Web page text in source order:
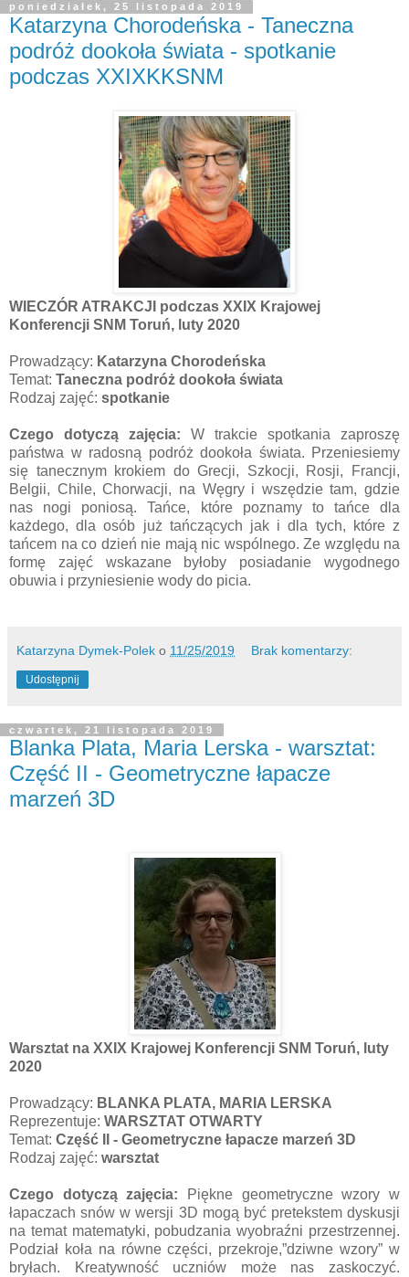
poniedziałek, 25 listopada 2019
Katarzyna Chorodeńska - Taneczna
podróż dookoła świata - spotkanie
podczas XXIXKKSNM
WIECZÓR ATRAKCJI podczas XXIX Krajowej
Konferencji SNM Toruń, luty 2020
Prowadzący: Katarzyna Chorodeńska
Temat: Taneczna podróż dookoła świata
Rodzaj zajęć: spotkanie
Czego dotyczą zajęcia: W trakcie spotkania zaproszę
państwa w radosną podróż dookoła świata. Przeniesiemy
się tanecznym krokiem do Grecji, Szkocji, Rosji, Francji,
Belgii, Chile, Chorwacji, na Węgry i wszędzie tam, gdzie
nas nogi poniosą. Tańce, które poznamy to tańce dla
każdego, dla osób już tańczących jak i dla tych, które z
tańcem na co dzień nie mają nic wspólnego. Ze względu na
formę zajęć wskazane byłoby posiadanie wygodnego
obuwia i przyniesienie wody do picia.
Katarzyna Dymek-Polek o 11/25/2019 Brak komentarzy:
Udostępnij
czwartek, 21 listopada 2019
Blanka Plata, Maria Lerska - warsztat:
Część II - Geometryczne łapacze
marzeń 3D
Warsztat na XXIX Krajowej Konferencji SNM Toruń, luty
2020
Prowadzący: BLANKA PLATA, MARIA LERSKA
Reprezentuje: WARSZTAT OTWARTY
Temat: Część II - Geometryczne łapacze marzeń 3D
Rodzaj zajęć: warsztat
Czego dotyczą zajęcia:
Piękne geometryczne wzory w
łapaczach snów w wersji 3D mogą być pretekstem dyskusji
na temat matematyki, pobudzania wyobraźni przestrzennej.
Podział koła na równe części, przekroje,”dziwne wzory” w
bryłach. Kreatywność uczniów może nas zaskoczyć.